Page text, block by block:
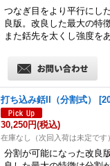
つなぎ目をより平行にし
良版。改良した最大の特
また銛先を太くし強度を
打ち込み銛II（分割式） [
30,250円(税込)
在庫なし（次回入荷は未定です
分割が可能になった改良